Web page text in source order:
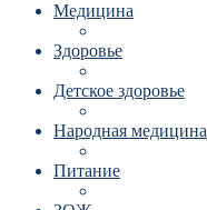
Медицина
Здоровье
Детское здоровье
Народная медицина
Питание